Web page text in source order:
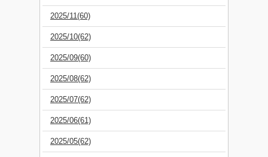
2025/11(60)
2025/10(62)
2025/09(60)
2025/08(62)
2025/07(62)
2025/06(61)
2025/05(62)